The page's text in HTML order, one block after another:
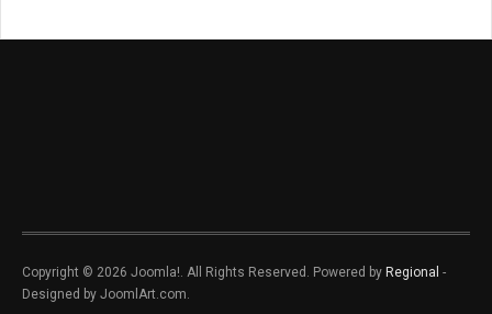
Copyright © 2026 Joomla!. All Rights Reserved. Powered by Regional -
Designed by JoomlArt.com.